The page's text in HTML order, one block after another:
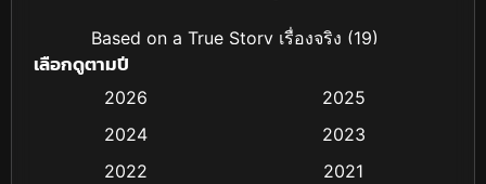
Based on a True Story เรื่องจริง (19)
Biography ชีวิตจริง (16)
เลือกดูตามปี
2026
2025
2024
2023
2022
2021